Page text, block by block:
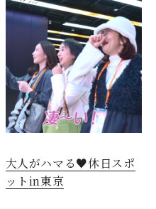
大人がハマる♥休日スポ
ットin東京